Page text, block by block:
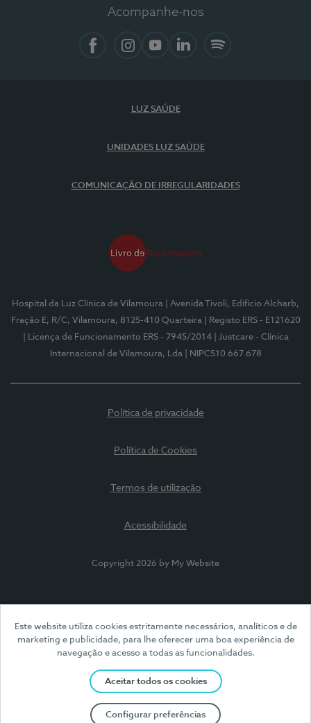
Este website utiliza cookies estritamente necessários, analíticos e de
marketing e publicidade, para lhe oferecer uma boa experiência de
navegação e acesso a todas as funcionalidades.
Aceitar todos os cookies
Configurar preferências
Acompanhe-nos
LUZ SAÚDE
UNIDADES LUZ SAÚDE
COMUNICAÇÃO DE IRREGULARIDADES
Hospital da Luz Clínica de Vilamoura
| Avenida Tivoli, Edifício Alcharb,
Fração E, R/C, Vilamoura, 8125-410 Quarteira
| Registo ERS - E121620
| Licença de Funcionamento ERS - 7945/2014
| Justcare - Clínica
Internacional de Vilamoura, Lda
| NIPC510 667 678
Política de privacidade
Política de Cookies
Termos de utilização
Acessibilidade
Copyright 2026 by My Website